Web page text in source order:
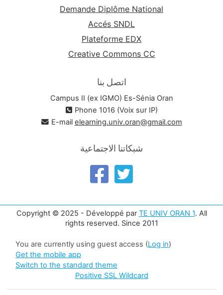
Demande Diplôme National
Accés SNDL
Plateforme EDX
Creative Commons CC
اتصل بنا
Campus II (ex IGMO) Es-Sénia Oran
Phone 1016 (Voix sur IP)
E-mail elearning.univ.oran@gmail.com
شبكاتنا الاجتماعية
Copyright © 2025 - Développé par TE UNIV ORAN 1. All
rights reserved. Since 2011
You are currently using guest access (Log in)
Get the mobile app
Switch to the standard theme
Positive SSL Wildcard